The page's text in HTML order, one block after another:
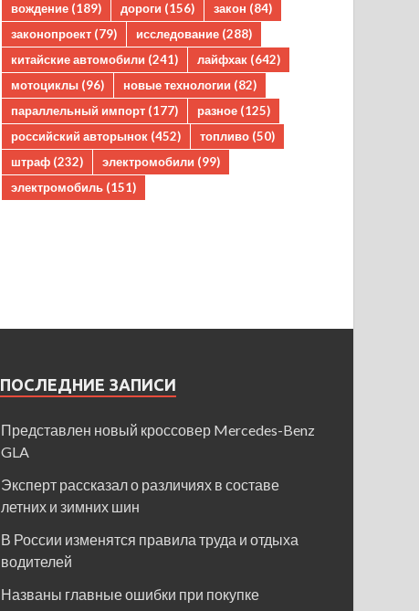
вождение (189) дороги (156) закон (84)
законопроект (79) исследование (288)
китайские автомобили (241) лайфхак (642)
мотоциклы (96) новые технологии (82)
параллельный импорт (177) разное (125)
российский авторынок (452) топливо (50)
штраф (232) электромобили (99)
электромобиль (151)
ПОСЛЕДНИЕ ЗАПИСИ
Представлен новый кроссовер Mercedes-Benz
GLA
Эксперт рассказал о различиях в составе
летних и зимних шин
В России изменятся правила труда и отдыха
водителей
Названы главные ошибки при покупке